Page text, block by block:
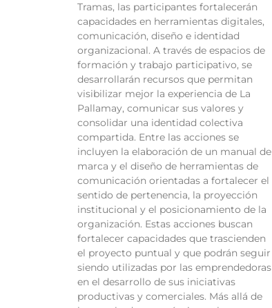
Tramas, las participantes fortalecerán
capacidades en herramientas digitales,
comunicación, diseño e identidad
organizacional. A través de espacios de
formación y trabajo participativo, se
desarrollarán recursos que permitan
visibilizar mejor la experiencia de La
Pallamay, comunicar sus valores y
consolidar una identidad colectiva
compartida. Entre las acciones se
incluyen la elaboración de un manual de
marca y el diseño de herramientas de
comunicación orientadas a fortalecer el
sentido de pertenencia, la proyección
institucional y el posicionamiento de la
organización. Estas acciones buscan
fortalecer capacidades que trascienden
el proyecto puntual y que podrán seguir
siendo utilizadas por las emprendedoras
en el desarrollo de sus iniciativas
productivas y comerciales. Más allá de